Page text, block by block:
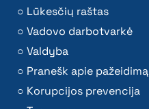
Lūkesčių raštas
Vadovo darbotvarkė
Valdyba
Pranešk apie pažeidimą
Korupcijos prevencija